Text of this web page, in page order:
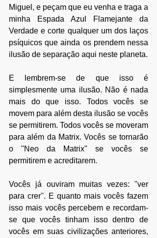
Miguel, e peçam que eu venha e traga a
minha Espada Azul Flamejante da
Verdade e corte qualquer um dos laços
psíquicos que ainda os prendem nessa
ilusão de separação aqui neste planeta.
E lembrem-se de que isso é
simplesmente uma ilusão. Não é nada
mais do que isso. Todos vocês se
movem para além desta ilusão se vocês
se permitirem. Todos vocês se moveram
para além da Matrix. Vocês se tornarão
o ''Neo da Matrix'' se vocês se
permitirem e acreditarem.
Vocês já ouviram muitas vezes: ''ver
para crer''. E quanto mais vocês fazem
isso mais vocês percebem e recordam-
se que vocês tinham isso dentro de
vocês em suas civilizações anteriores,